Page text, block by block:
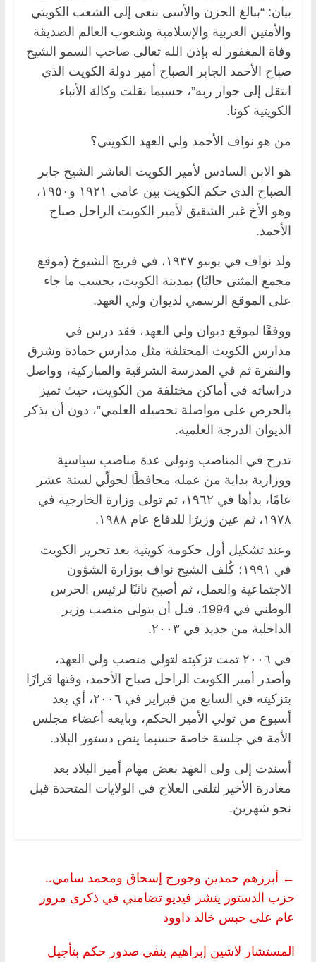
بيان: “ببالغ الحزن والأسى ننعى إلى الشعب الكويتي
والأمتين العربية والإسلامية وشعوب العالم الصديقة
وفاة المغفور له بإذن الله تعالى صاحب السمو الشيخ
صباح الأحمد الجابر الصباح أمير دولة الكويت الذي
انتقل إلى جوار ربه”، حسبما نقلت وكالة الأنباء
الكويتية كونا.
من هو نواف الأحمد ولي العهد الكويتي؟
هو الابن السادس لأمير الكويت العاشر الشيخ جابر
الصباح الذي حكم الكويت بين عامي ١٩٢١ و١٩٥٠،
وهو الأخ غير الشقيق لأمير الكويت الراحل صباح
الأحمد.
ولد نواف في يونيو ١٩٣٧، في فريج الشيوخ (موقع
مجمع المثنى حاليًا) بمدينة الكويت، بحسب ما جاء
على الموقع الرسمي لديوان ولي العهد.
ووفقًا لموقع ديوان ولي العهد، فقد درس في
مدارس الكويت المختلفة مثل مدارس حمادة وشرق
والنقرة ثم في المدرسة الشرقية والمباركية، وواصل
دراساته في أماكن مختلفة من الكويت، حيث تميز
بالحرص على مواصلة تحصيله العلمي”، دون أن يذكر
الديوان الدرجة العلمية.
تدرج في المناصب وتولى عدة مناصب سياسية
ووزارية بداية من عمله محافظًا لحولّي لستة عشر
عامًا، بدأها في ١٩٦٢، ثم تولى وزارة الخارجية في
١٩٧٨، ثم عين وزيرًا للدفاع عام ١٩٨٨.
وعند تشكيل أول حكومة كويتية بعد تحرير الكويت
في ١٩٩١؛ كُلف الشيخ نواف بوزارة الشؤون
الاجتماعية والعمل، ثم أصبح نائبًا لرئيس الحرس
الوطني في 1994، قبل أن يتولى منصب وزير
الداخلية من جديد في ٢٠٠٣.
في ٢٠٠٦ تمت تزكيته لتولي منصب ولي العهد،
وأصدر أمير الكويت الراحل صباح الأحمد، وقتها قرارًا
بتزكيته في السابع من فبراير في ٢٠٠٦، أي بعد
أسبوع من تولي الأمير الحكم، وبايعه أعضاء مجلس
الأمة في جلسة خاصة حسبما ينص دستور البلاد.
أسندت إلى ولى العهد بعض مهام أمير البلاد بعد
مغادرة الأخير لتلقي العلاج في الولايات المتحدة قبل
نحو شهرين.
← أبرزهم حمدين وجورج إسحاق ومحمد سامي..
حزب الدستور ينشر فيديو تضامني في ذكرى مرور
عام على حبس خالد داوود
المستشار لاشين إبراهيم ينفي صدور حكم بتأجيل